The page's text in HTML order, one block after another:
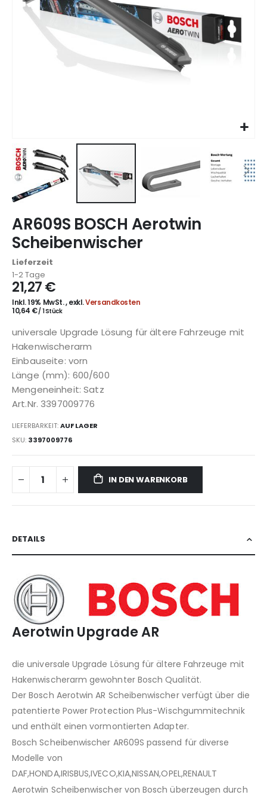
Anfang
der
Bildgalerie
springen
AR609S BOSCH Aerotwin
Scheibenwischer
Lieferzeit
1-2 Tage
21,27 €
Inkl. 19% MwSt.,exkl.Versandkosten
10,64 €/ 1 Stück
universale Upgrade Lösung für ältere Fahrzeuge mit
Hakenwischerarm
Einbauseite: vorn
Länge (mm): 600/600
Mengeneinheit: Satz
Art.Nr. 3397009776
LIEFERBARKEIT:AUF LAGER
SKU 3397009776
IN DEN WARENKORB
DETAILS
Aerotwin Upgrade AR
die universale Upgrade Lösung für ältere Fahrzeuge mit
Hakenwischerarm gewohnter Bosch Qualität.
Der Bosch Aerotwin AR Scheibenwischer verfügt über die
patentierte Power Protection Plus-Wischgummitechnik
und enthält einen vormontierten Adapter.
Bosch Scheibenwischer AR609S passend für diverse
Modelle von
DAF,HONDA,IRISBUS,IVECO,KIA,NISSAN,OPEL,RENAULT
Aerotwin Scheibenwischer von Bosch überzeugen durch